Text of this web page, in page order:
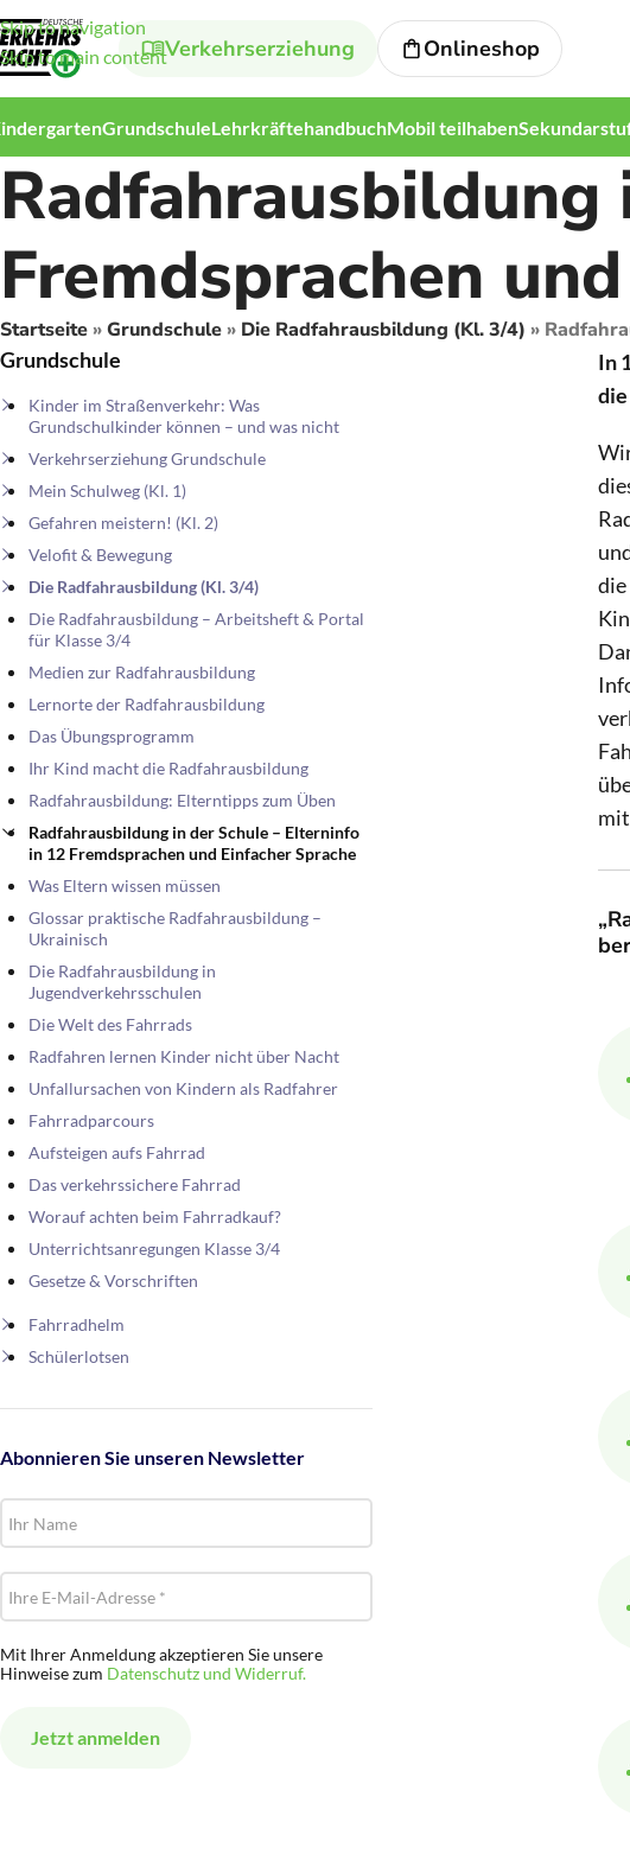
Skip to navigation
Skip to main contentVerkehrserziehung Onlineshop
GrundschuleLehrkräftehandbuchMobil teilhaben
Fremdsprachen
Startseite»Grundschule» Die Radfahrausbildung (Kl. 3/4) »
Grundschule
Kinder im Straßenverkehr: Was
Grundschulkinder können – und was nicht
Verkehrserziehung Grundschule
Mein Schulweg (Kl. 1)
Gefahren meistern! (Kl. 2)
Velofit & Bewegung
Die Radfahrausbildung (Kl. 3/4)
Die Radfahrausbildung – Arbeitsheft & Portal
für Klasse 3/4
Medien zur Radfahrausbildung
Lernorte der Radfahrausbildung
Das Übungsprogramm
Ihr Kind macht die Radfahrausbildung
Radfahrausbildung: Elterntipps zum Üben
Radfahrausbildung in der Schule – Elterninfo
in 12 Fremdsprachen und Einfacher Sprache
Was Eltern wissen müssen
Glossar praktische Radfahrausbildung –
Ukrainisch
Die Radfahrausbildung in
Jugendverkehrsschulen
Die Welt des Fahrrads
Radfahren lernen Kinder nicht über Nacht
Unfallursachen von Kindern als Radfahrer
Fahrradparcours
Aufsteigen aufs Fahrrad
Das verkehrssichere Fahrrad
Worauf achten beim Fahrradkauf?
Unterrichtsanregungen Klasse 3/4
Gesetze & Vorschriften
Fahrradhelm
Schülerlotsen
Abonnieren Sie unseren Newsletter
Mit Ihrer Anmeldung akzeptieren Sie unsere
Hinweise zum Datenschutz und Widerruf.
In
die